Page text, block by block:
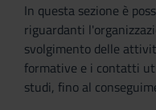
In questa sezione è
riguardanti
svolgimento delle
formative e i contatti
studi, fino al